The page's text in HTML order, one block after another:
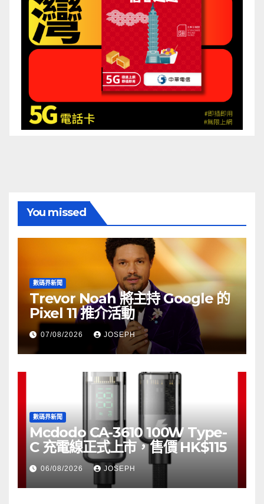
You missed
數碼界新聞
Trevor Noah 將主持 Google 的
Pixel 11 推介活動
07/08/2026 JOSEPH
數碼界新聞
Mcdodo CA-3610 100W Type-
C 充電線正式上市，售價 HK$115
06/08/2026 JOSEPH